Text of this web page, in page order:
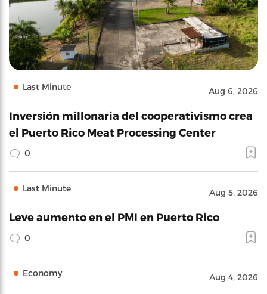
Last Minute Aug 6, 2026
Inversión millonaria del cooperativismo crea
el Puerto Rico Meat Processing Center
0
Last Minute Aug 5, 2026
Leve aumento en el PMI en Puerto Rico
0
Economy Aug 4, 2026